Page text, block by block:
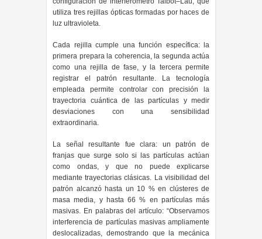
utiliza tres rejillas ópticas formadas por haces de
luz ultravioleta.
Cada rejilla cumple una función específica: la
primera prepara la coherencia, la segunda actúa
como una rejilla de fase, y la tercera permite
registrar el patrón resultante. La tecnología
empleada permite controlar con precisión la
trayectoria cuántica de las partículas y medir
desviaciones con una sensibilidad
extraordinaria.
La señal resultante fue clara: un patrón de
franjas que surge solo si las partículas actúan
como ondas, y que no puede explicarse
mediante trayectorias clásicas. La visibilidad del
patrón alcanzó hasta un 10 % en clústeres de
masa media, y hasta 66 % en partículas más
masivas. En palabras del artículo: “Observamos
interferencia de partículas masivas ampliamente
deslocalizadas, demostrando que la mecánica